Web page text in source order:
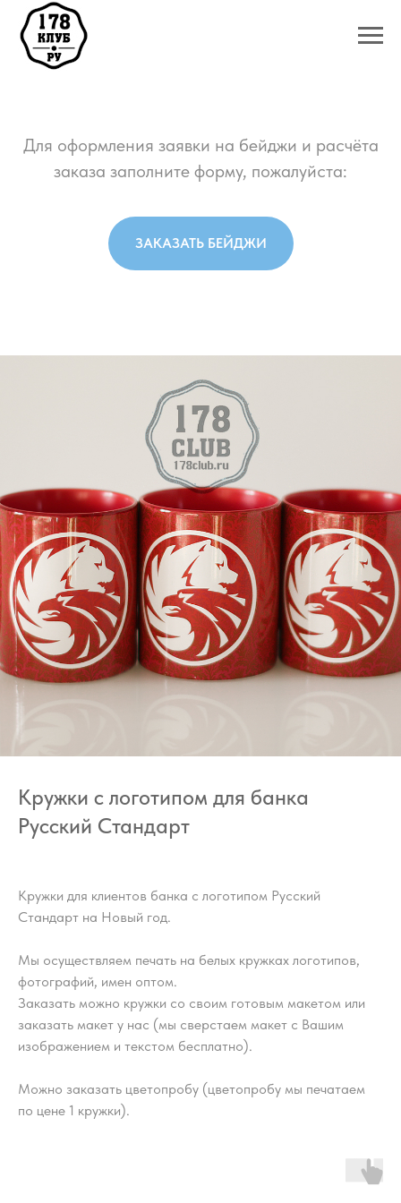
Для оформления заявки на бейджи и расчёта
заказа заполните форму, пожалуйста:
ЗАКАЗАТЬ БЕЙДЖИ
Кружки с логотипом для банка
Русский Стандарт
Кружки для клиентов банка с логотипом Русский
Стандарт на Новый год.
Мы осуществляем печать на белых кружках логотипов,
фотографий, имен оптом.
Заказать можно кружки со своим готовым макетом или
заказать макет у нас (мы сверстаем макет с Вашим
изображением и текстом бесплатно).
Можно заказать цветопробу (цветопробу мы печатаем
по цене 1 кружки).